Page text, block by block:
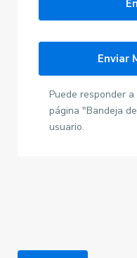
Puede responder
página "Bandeja
usuario.